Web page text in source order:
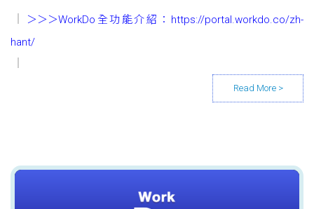
＞＞＞WorkDo全功能介紹： https://portal.workdo.co/zh-
hant/